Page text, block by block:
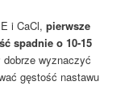
i CaCl,pierwsze
spadnie o 10-15
wyznaczyć
gęstość nastawu